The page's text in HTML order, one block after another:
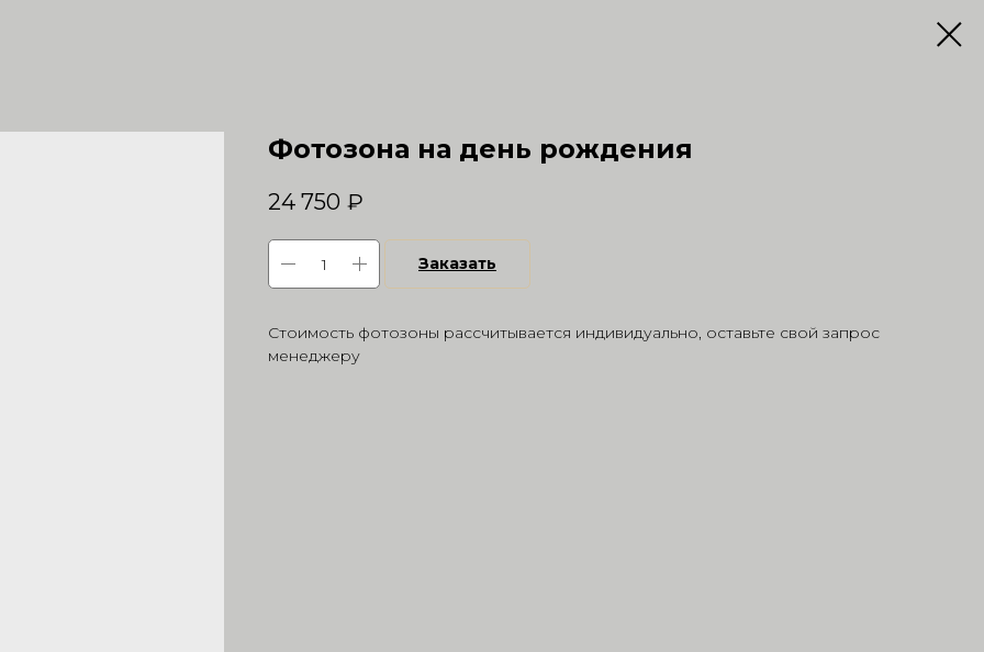
Фотозона на день рождения
24 750 ₽
Заказать
Стоимость фотозоны рассчитывается индивидуально, оставьте свой запрос
менеджеру